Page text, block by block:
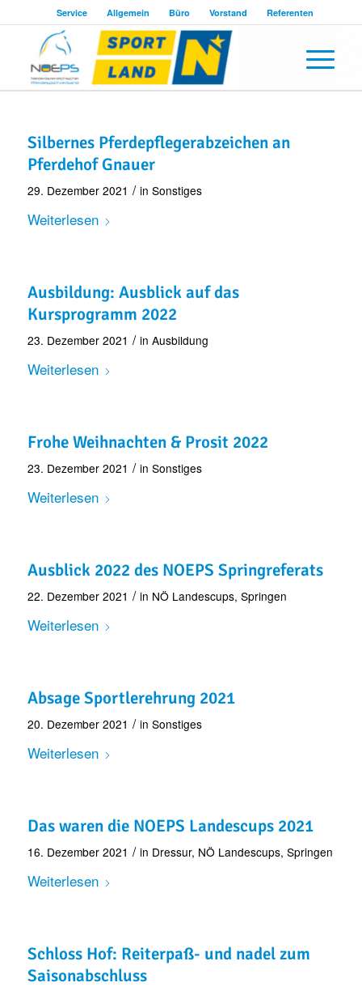
Service Allgemein Büro Vorstand Referenten
Silbernes Pferdepflegerabzeichen an
Pferdehof Gnauer
29. Dezember 2021 / in Sonstiges
Weiterlesen
Ausbildung: Ausblick auf das
Kursprogramm 2022
23. Dezember 2021 / in Ausbildung
Weiterlesen
Frohe Weihnachten & Prosit 2022
23. Dezember 2021 / in Sonstiges
Weiterlesen
Ausblick 2022 des NOEPS Springreferats
22. Dezember 2021 / in NÖ Landescups, Springen
Weiterlesen
Absage Sportlerehrung 2021
20. Dezember 2021 / in Sonstiges
Weiterlesen
Das waren die NOEPS Landescups 2021
16. Dezember 2021 / in Dressur, NÖ Landescups, Springen
Weiterlesen
Schloss Hof: Reiterpaß- und nadel zum
Saisonabschluss